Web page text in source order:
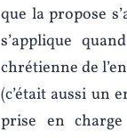
que la propose
s’applique
chrétienne de
(c’était aussi un
prise en